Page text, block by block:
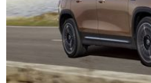
Utilitaires
Flottes
Auto